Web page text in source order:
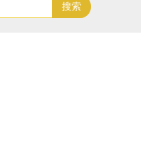
搜索